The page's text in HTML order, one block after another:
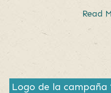
Read
Logo de la campaña